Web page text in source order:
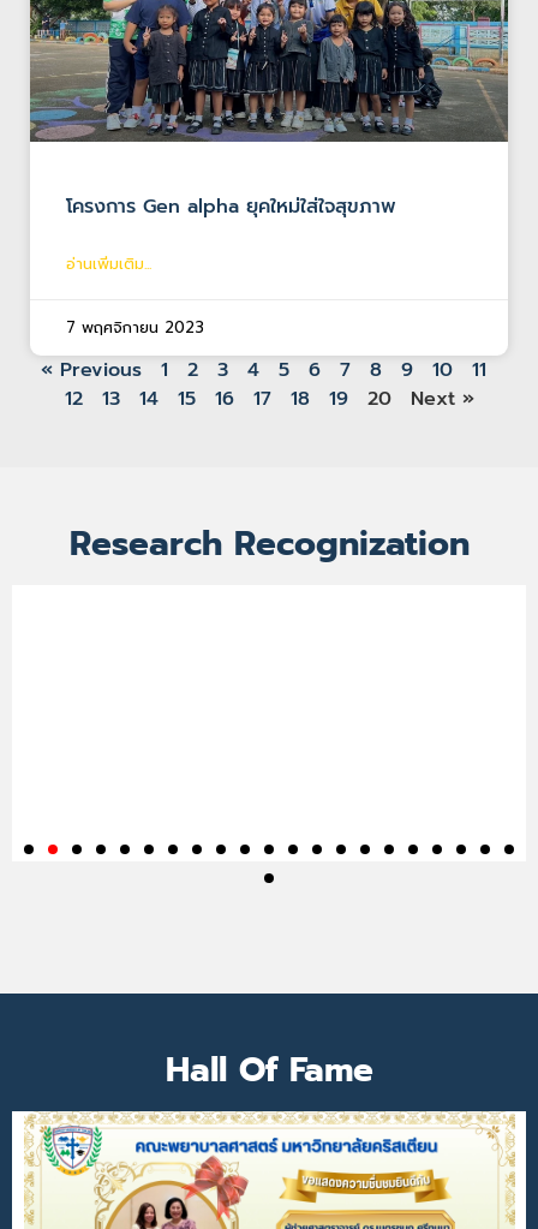
โครงการ Gen alpha ยุคใหม่ใส่ใจสุขภาพ
อ่านเพิ่มเติม...
7 พฤศจิกายน 2023
« Previous 1 2 3 4 5 6 7 8 9 10
11
12
13 14 15 16 17 18 19 20 Next »
Research Recognization
Hall Of Fame